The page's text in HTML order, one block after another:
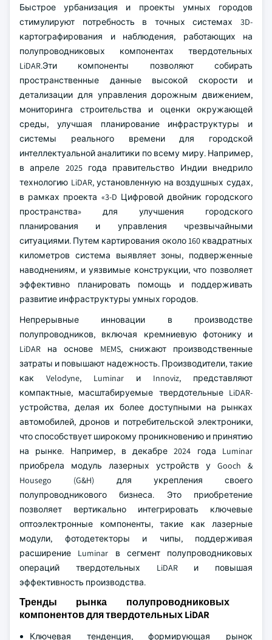
Быстрое урбанизация и проекты умных городов
стимулируют потребность в точных системах 3D-
картографирования и наблюдения, работающих на
полупроводниковых компонентах твердотельных
LiDAR.Эти компоненты позволяют собирать
пространственные данные высокой скорости и
детализации для управления дорожным движением,
мониторинга строительства и оценки окружающей
среды, улучшая планирование инфраструктуры и
системы реального времени для городской
интеллектуальной аналитики по всему миру. Например,
в апреле 2025 года правительство Индии внедрило
технологию LiDAR, установленную на воздушных судах,
в рамках проекта «3-D Цифровой двойник городского
пространства» для улучшения городского
планирования и управления чрезвычайными
ситуациями. Путем картирования около 160 квадратных
километров система выявляет зоны, подверженные
наводнениям, и уязвимые конструкции, что позволяет
эффективно планировать помощь и поддерживать
развитие инфраструктуры умных городов.
Непрерывные инновации в производстве
полупроводников, включая кремниевую фотонику и
LiDAR на основе MEMS, снижают производственные
затраты и повышают надежность. Производители, такие
как Velodyne, Luminar и Innoviz, представляют
компактные, масштабируемые твердотельные LiDAR-
устройства, делая их более доступными на рынках
автомобилей, дронов и потребительской электроники,
что способствует широкому проникновению и принятию
на рынке. Например, в декабре 2024 года Luminar
приобрела модуль лазерных устройств у Gooch &
Housego (G&H) для укрепления своего
полупроводникового бизнеса. Это приобретение
позволяет вертикально интегрировать ключевые
оптоэлектронные компоненты, такие как лазерные
модули, фотодетекторы и чипы, поддерживая
расширение Luminar в сегмент полупроводниковых
операций твердотельных LiDAR и повышая
эффективность производства.
Тренды рынка полупроводниковых
компонентов для твердотельных LiDAR
Ключевая тенденция, формирующая рынок